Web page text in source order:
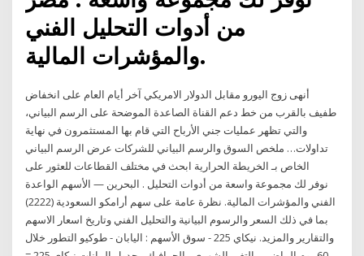
من أدوات التحليل الفني
والمؤشرات المالية.
أنهى زوج اليورو مقابل الدولار الامريكي آخر أيام العام على انخفاض
طفيف بالقرب من خط دعم القناة الصاعدة الموضحة على الرسم البياني،
والتي تظهر عمليات جني الأرباح التي قام بها المستثمرون في نهاية
تداولات… ملخص السوق والرسم البياني للشركات عرض الرسم البياني
الخاص بـ الخريطة الحرارية ابحث في مختلف القطاعات للعثور على
الأسهم الواعدة — ‎البحرين‎ . نوفر لك مجموعة واسعة من أدوات التحليل
الفني والمؤشرات المالية. نظرة عامة على سهم أرامكو السعودية (2222)
بما في ذلك السعر والرسوم البيانية والتحليل الفني وتاريخ اسعار الاسهم
والتقارير والمزيد. نيكاي 225 - سوق الأسهم : اليابان - طوكيو التطور خلال